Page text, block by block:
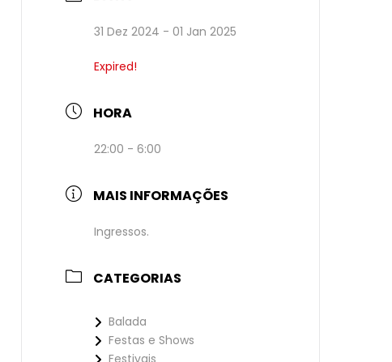
31 Dez 2024 - 01 Jan 2025
Expired!
HORA
22:00 - 6:00
MAIS INFORMAÇÕES
Ingressos.
CATEGORIAS
Balada
Festas e Shows
Festivais